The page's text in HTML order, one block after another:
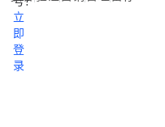
价
格
资
源
中
心
立
即
登
录